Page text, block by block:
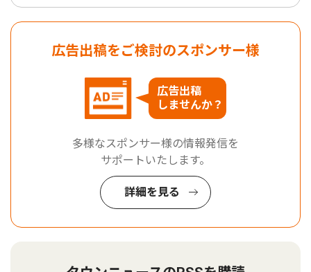
広告出稿をご検討のスポンサー様
広告出稿
しませんか？
多様なスポンサー様の情報発信を
サポートいたします。
詳細を見る